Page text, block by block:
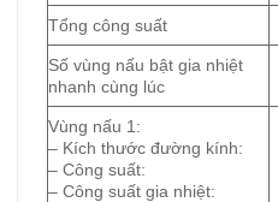
Tổng công suất
Số vùng nấu bật gia nhiệt
nhanh cùng lúc
Vùng nấu 1:
– Kích thước đường kính:
– Công suất:
– Công suất gia nhiệt: